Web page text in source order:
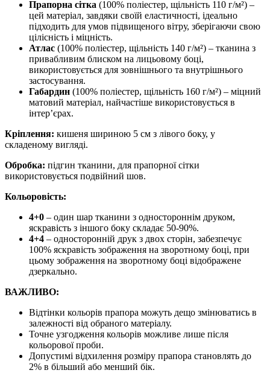
Прапорна сітка (100% поліестер, щільність 110 г/м²) –
цей матеріал, завдяки своїй еластичності, ідеально
підходить для умов підвищеного вітру, зберігаючи свою
цілісність і міцність.
Атлас (100% поліестер, щільність 140 г/м²) – тканина з
привабливим блиском на лицьовому боці,
використовується для зовнішнього та внутрішнього
застосування.
Габардин (100% поліестер, щільність 160 г/м²) – міцний
матовий матеріал, найчастіше використовується в
інтер’єрах.
Кріплення: кишеня шириною 5 см з лівого боку, у
складеному вигляді.
Обробка: підгин тканини, для прапорної сітки
використовується подвійний шов.
Кольоровість:
4+0 – один шар тканини з одностороннім друком,
яскравість з іншого боку складає 50-90%.
4+4 – односторонній друк з двох сторін, забезпечує
100% яскравість зображення на зворотному боці, при
цьому зображення на зворотному боці відображене
дзеркально.
ВАЖЛИВО:
Відтінки кольорів прапора можуть дещо змінюватись в
залежності від обраного матеріалу.
Точне узгодження кольорів можливе лише після
кольорової проби.
Допустимі відхилення розміру прапора становлять до
2% в більший або менший бік.